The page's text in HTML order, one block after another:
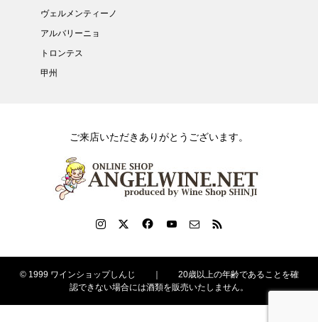
ヴェルメンティーノ
アルバリーニョ
トロンテス
甲州
ご来店いただきありがとうございます。
© 1999 ワインショップしんじ ｜ 20歳以上の年齢であることを確
認できない場合には酒類を販売いたしません。